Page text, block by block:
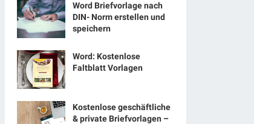
Word Briefvorlage nach
DIN- Norm erstellen und
speichern
Word: Kostenlose
Faltblatt Vorlagen
Kostenlose geschäftliche
& private Briefvorlagen –